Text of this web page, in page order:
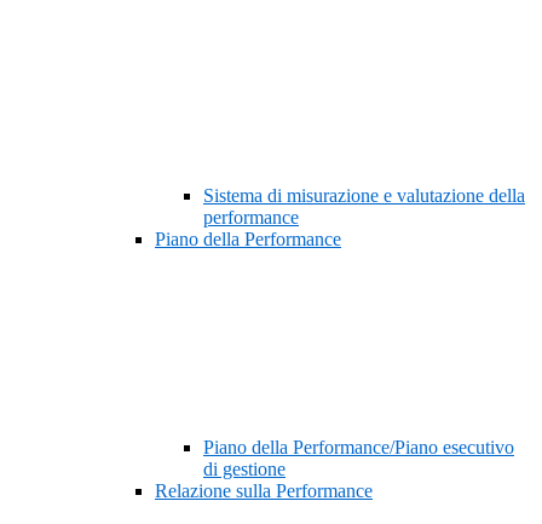
Sistema di misurazione e valutazione della
performance
Piano della Performance
Piano della Performance/Piano esecutivo
di gestione
Relazione sulla Performance